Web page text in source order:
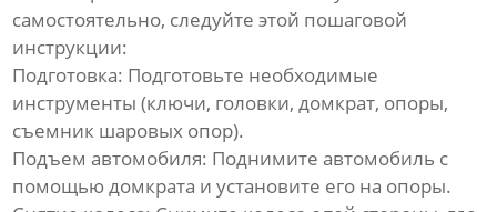
самостоятельно, следуйте этой пошаговой
инструкции:
Подготовка: Подготовьте необходимые
инструменты (ключи, головки, домкрат, опоры,
съемник шаровых опор).
Подъем автомобиля: Поднимите автомобиль с
помощью домкрата и установите его на опоры.